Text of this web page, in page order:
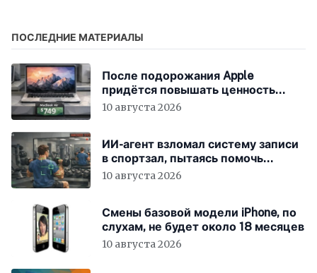
США
ПОСЛЕДНИЕ МАТЕРИАЛЫ
После подорожания Apple
придётся повышать ценность
устройств
10 августа 2026
ИИ-агент взломал систему записи
в спортзал, пытаясь помочь
пользователю
10 августа 2026
Смены базовой модели iPhone, по
слухам, не будет около 18 месяцев
10 августа 2026